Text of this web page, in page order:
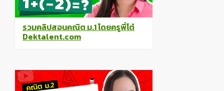
รวมคลิปสอนคณิต ม.1 โดยครูพี่โต๋
Dektalent.com